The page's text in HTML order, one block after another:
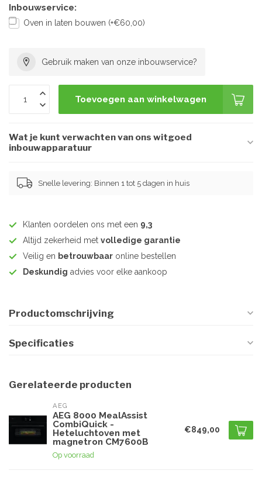
Inbouwservice:
Oven in laten bouwen (+€60,00)
Gebruik maken van onze inbouwservice?
Toevoegen aan winkelwagen
Wat je kunt verwachten van ons witgoed
inbouwapparatuur
Snelle levering: Binnen 1 tot 5 dagen in huis
Klanten oordelen ons met een 9,3
Altijd zekerheid met volledige garantie
Veilig en betrouwbaar online bestellen
Deskundig advies voor elke aankoop
Productomschrijving
Specificaties
Gerelateerde producten
AEG
AEG 8000 MealAssist
CombiQuick -
Heteluchtoven met
magnetron CM7600B
Op voorraad
€849,00